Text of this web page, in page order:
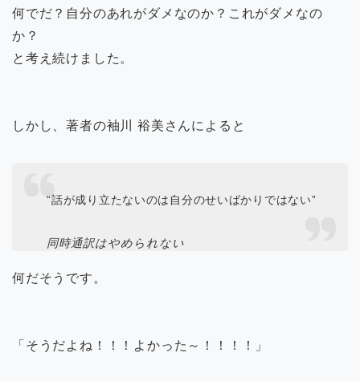
何でだ？自分のあれがダメなのか？これがダメなの
か？
と考え続けました。
しかし、著者の袖川 裕美さんによると
“話が成り立たないのは自分のせいばかりではない”
同時通訳はやめられない
何だそうです。
「そうだよね！！！よかった～！！！！」